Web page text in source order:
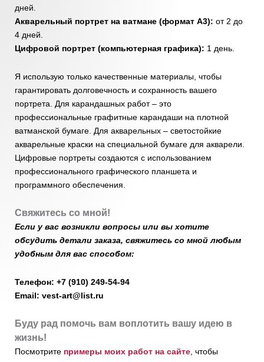
дней.
Акварельный портрет на ватмане (формат А3): от 2 до
4 дней.
Цифровой портрет (компьютерная графика): 1 день.
Я использую только качественные материалы, чтобы
гарантировать долговечность и сохранность вашего
портрета. Для карандашных работ – это
профессиональные графитные карандаши на плотной
ватманской бумаге. Для акварельных – светостойкие
акварельные краски на специальной бумаге для акварели.
Цифровые портреты создаются с использованием
профессионального графического планшета и
программного обеспечения.
Свяжитесь со мной!
Если у вас возникли вопросы или вы хотите
обсудить детали заказа, свяжитесь со мной любым
удобным для вас способом:
Телефон: +7 (910) 249-54-94
Email: vest-art@list.ru
Буду рад помочь вам воплотить вашу идею в
жизнь!
Посмотрите примеры моих работ на сайте , чтобы